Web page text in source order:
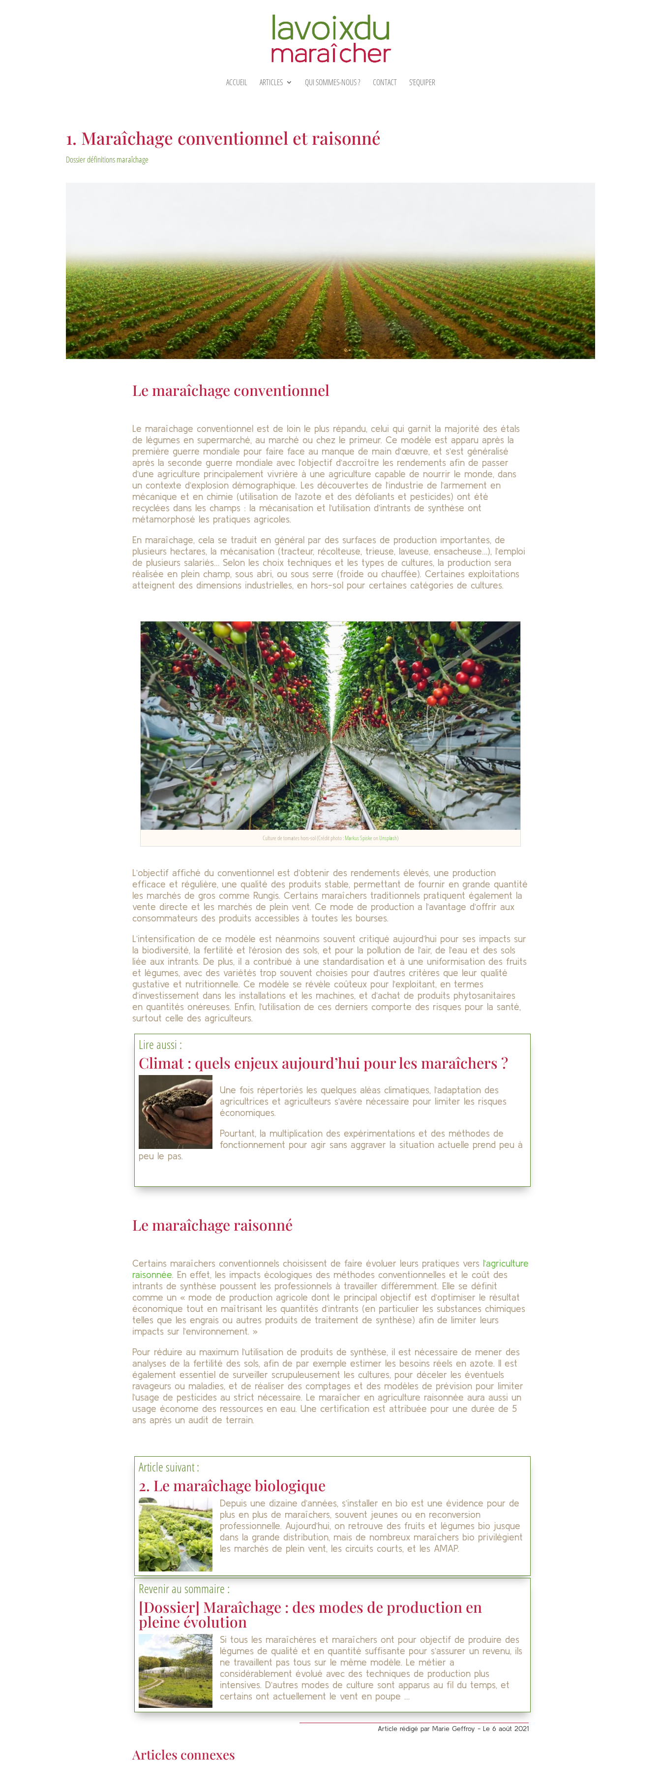
ACCUEIL ARTICLES QUI SOMMES-NOUS ? CONTACT S’EQUIPER
1. Maraîchage conventionnel et raisonné
Dossier définitions maraîchage
Le maraîchage conventionnel
Le maraîchage conventionnel est de loin le plus répandu, celui qui garnit la majorité des étals
de légumes en supermarché, au marché ou chez le primeur. Ce modèle est apparu après la
première guerre mondiale pour faire face au manque de main d’œuvre, et s’est généralisé
après la seconde guerre mondiale avec l’objectif d’accroître les rendements afin de passer
d’une agriculture principalement vivrière à une agriculture capable de nourrir le monde, dans
un contexte d’explosion démographique. Les découvertes de l’industrie de l’armement en
mécanique et en chimie (utilisation de l’azote et des défoliants et pesticides) ont été
recyclées dans les champs : la mécanisation et l’utilisation d’intrants de synthèse ont
métamorphosé les pratiques agricoles.
En maraîchage, cela se traduit en général par des surfaces de production importantes, de
plusieurs hectares, la mécanisation (tracteur, récolteuse, trieuse, laveuse, ensacheuse…), l’emploi
de plusieurs salariés… Selon les choix techniques et les types de cultures, la production sera
réalisée en plein champ, sous abri, ou sous serre (froide ou chauffée). Certaines exploitations
atteignent des dimensions industrielles, en hors-sol pour certaines catégories de cultures.
Culture de tomates hors-sol (Crédit photo :Markus SpiskeonUnsplash)
L’objectif affiché du conventionnel est d’obtenir des rendements élevés, une production
efficace et régulière, une qualité des produits stable, permettant de fournir en grande quantité
les marchés de gros comme Rungis. Certains maraîchers traditionnels pratiquent également la
vente directe et les marchés de plein vent. Ce mode de production a l’avantage d’offrir aux
consommateurs des produits accessibles à toutes les bourses.
L’intensification de ce modèle est néanmoins souvent critiqué aujourd’hui pour ses impacts sur
la biodiversité, la fertilité et l’érosion des sols, et pour la pollution de l’air, de l’eau et des sols
liée aux intrants. De plus, il a contribué à une standardisation et à une uniformisation des fruits
et légumes, avec des variétés trop souvent choisies pour d’autres critères que leur qualité
gustative et nutritionnelle. Ce modèle se révèle coûteux pour l’exploitant, en termes
d’investissement dans les installations et les machines, et d’achat de produits phytosanitaires
en quantités onéreuses. Enfin, l’utilisation de ces derniers comporte des risques pour la santé,
surtout celle des agriculteurs.
Lire aussi :
Climat : quels enjeux aujourd’hui pour les maraîchers ?
Une fois répertoriés les quelques aléas climatiques, l’adaptation des
agricultrices et agriculteurs s’avère nécessaire pour limiter les risques
économiques.
Pourtant, la multiplication des expérimentations et des méthodes de
fonctionnement pour agir sans aggraver la situation actuelle prend peu à
peu le pas.
Le maraîchage raisonné
Certains maraîchers conventionnels choisissent de faire évoluer leurs pratiques vers l’agriculture
raisonnée. En effet, les impacts écologiques des méthodes conventionnelles et le coût des
intrants de synthèse poussent les professionnels à travailler différemment. Elle se définit
comme un « mode de production agricole dont le principal objectif est d’optimiser le résultat
économique tout en maîtrisant les quantités d’intrants (en particulier les substances chimiques
telles que les engrais ou autres produits de traitement de synthèse) afin de limiter leurs
impacts sur l’environnement. »
Pour réduire au maximum l’utilisation de produits de synthèse, il est nécessaire de mener des
analyses de la fertilité des sols, afin de par exemple estimer les besoins réels en azote. Il est
également essentiel de surveiller scrupuleusement les cultures, pour déceler les éventuels
ravageurs ou maladies, et de réaliser des comptages et des modèles de prévision pour limiter
l’usage de pesticides au strict nécessaire. Le maraîcher en agriculture raisonnée aura aussi un
usage économe des ressources en eau. Une certification est attribuée pour une durée de 5
ans après un audit de terrain.
Article suivant :
2. Le maraîchage biologique
Depuis une dizaine d’années, s’installer en bio est une évidence pour de
plus en plus de maraîchers, souvent jeunes ou en reconversion
professionnelle. Aujourd’hui, on retrouve des fruits et légumes bio jusque
dans la grande distribution, mais de nombreux maraîchers bio privilégient
les marchés de plein vent, les circuits courts, et les AMAP.
Revenir au sommaire :
[Dossier] Maraîchage : des modes de production en
pleine évolution
Si tous les maraîchères et maraîchers ont pour objectif de produire des
légumes de qualité et en quantité suffisante pour s’assurer un revenu, ils
ne travaillent pas tous sur le même modèle. Le métier a
considérablement évolué avec des techniques de production plus
intensives. D’autres modes de culture sont apparus au fil du temps, et
certains ont actuellement le vent en poupe …
Article rédigé par Marie Geffroy - Le 6 août 2021
Articles connexes